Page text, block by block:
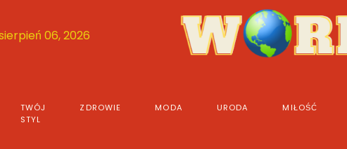
06, 2026
TWÓJ
STYL
ZDROWIE MODA URODA MIŁOŚĆ